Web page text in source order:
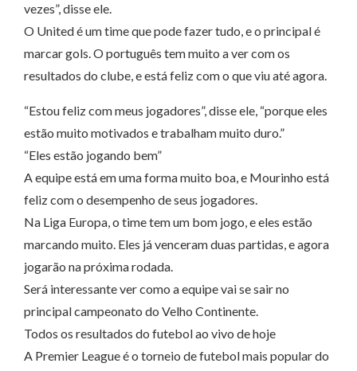
vezes”, disse ele.
O United é um time que pode fazer tudo, e o principal é
marcar gols. O português tem muito a ver com os
resultados do clube, e está feliz com o que viu até agora.
“Estou feliz com meus jogadores”, disse ele, “porque eles
estão muito motivados e trabalham muito duro.”
“Eles estão jogando bem”
A equipe está em uma forma muito boa, e Mourinho está
feliz com o desempenho de seus jogadores.
Na Liga Europa, o time tem um bom jogo, e eles estão
marcando muito. Eles já venceram duas partidas, e agora
jogarão na próxima rodada.
Será interessante ver como a equipe vai se sair no
principal campeonato do Velho Continente.
Todos os resultados do futebol ao vivo de hoje
A Premier League é o torneio de futebol mais popular do